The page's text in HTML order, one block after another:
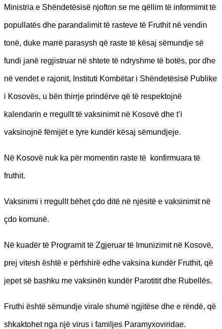
Ministria e Shëndetësisë njofton se me qëllim të informimit të
popullatës dhe parandalimit të rasteve të Fruthit në vendin
tonë, duke marrë parasysh që raste të kësaj sëmundje së
fundi janë regjistruar në shtete të ndryshme të botës, por dhe
në vendet e rajonit, Instituti Kombëtar i Shëndetësisë Publike
i Kosovës, u bën thirrje prindërve që të respektojnë
kalendarin e rregullt të vaksinimit në Kosovë dhe t’i
vaksinojnë fëmijët e tyre kundër kësaj sëmundjeje.
Në Kosovë nuk ka për momentin raste të konfirmuara të
fruthit.
Vaksinimi i rregullt bëhet çdo ditë në njësitë e vaksinimit në
çdo komunë.
Në kuadër të Programit të Zgjeruar të Imunizimit në Kosovë,
prej vitesh është e përfshirë edhe vaksina kundër Fruthit, që
jepet së bashku me vaksinën kundër Parotitit dhe Rubellës.
Fruthi është sëmundje virale shumë ngjitëse dhe e rëndë, që
shkaktohet nga një virus i familjes Paramyxoviridae.